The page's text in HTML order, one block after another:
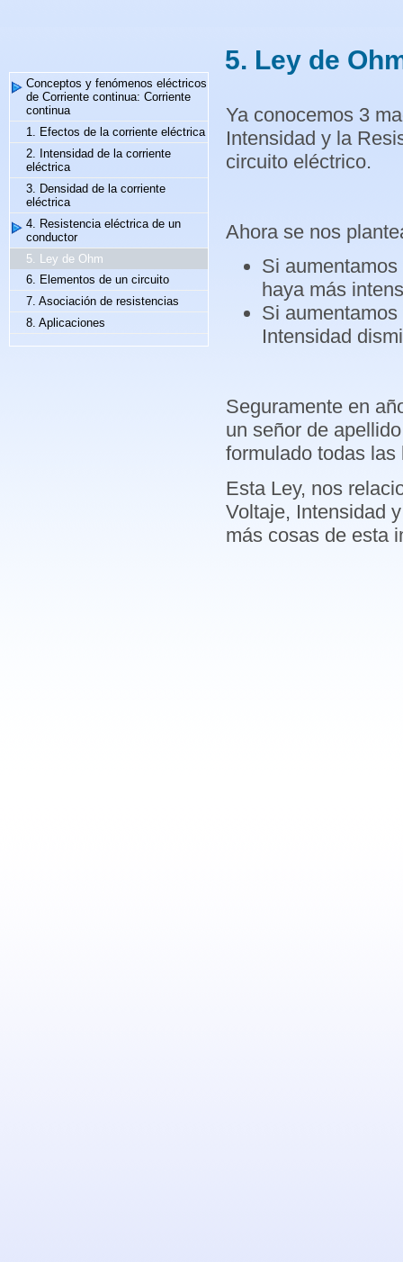
Conceptos y fenómenos eléctricos
de Corriente continua: Corriente
continua
1. Efectos de la corriente eléctrica
2. Intensidad de la corriente
eléctrica
3. Densidad de la corriente
eléctrica
4. Resistencia eléctrica de un
conductor
5. Ley de Ohm
6. Elementos de un circuito
7. Asociación de resistencias
8. Aplicaciones
5. Ley de
Ya conocemos 3
Intensidad y la
circuito eléctrico.
Ahora se nos
Si
haya más
Si
Intensidad
Seguramente en
un señor de
formulado todas
Esta Ley, nos
Voltaje, Intensidad
más cosas de esta